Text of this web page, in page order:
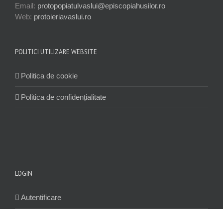
Email: protopopiatulvaslui@episcopiahusilor.ro
Web: protoieriavaslui.ro
POLITICI UTILIZARE WEBSITE
Politica de cookie
Politica de confidențialitate
LOGIN
Autentificare